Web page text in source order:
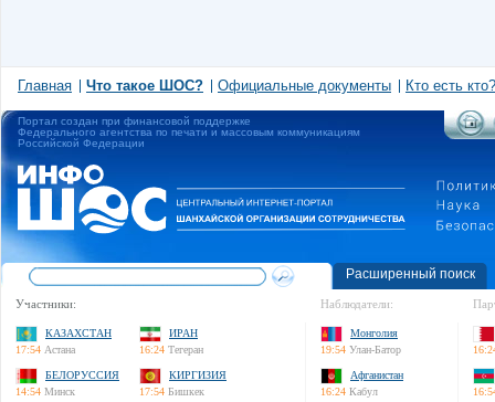
Главная Что такое ШОС? Официальные документы Кто есть кто?
Портал создан при финансовой поддержке
Федерального агентства по печати и массовым коммуникациям
Российской Федерации
Расширенный поиск
Участники:
КАЗАХСТАН
17:54 Астана
ИРАН
16:24 Тегеран
БЕЛОРУССИЯ
14:54 Минск
КИРГИЗИЯ
17:54 Бишкек
Наблюдатели:
Монголия
19:54 Улан-Батор
Афганистан
16:24 Кабул